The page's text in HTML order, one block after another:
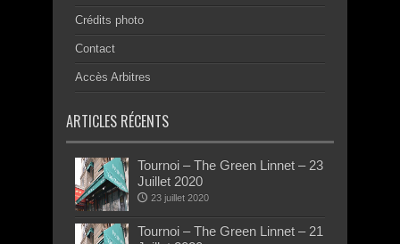
Crédits photo
Contact
Accès Arbitres
ARTICLES RÉCENTS
Tournoi – The Green Linnet – 23
Juillet 2020
23 juillet 2020
Tournoi – The Green Linnet – 21